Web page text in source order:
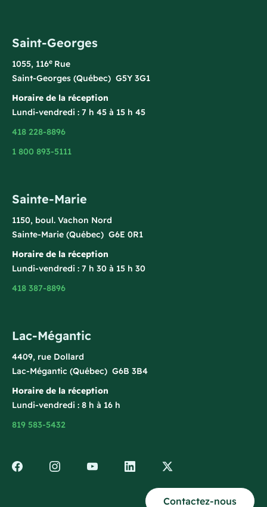
Saint-Georges
1055, 116e Rue
Saint-Georges (Québec) G5Y 3G1
Horaire de la réception
Lundi-vendredi : 7 h 45 à 15 h 45
418 228-8896
1 800 893-5111
Sainte-Marie
1150, boul. Vachon Nord
Sainte-Marie (Québec) G6E 0R1
Horaire de la réception
Lundi-vendredi : 7 h 30 à 15 h 30
418 387-8896
Lac-Mégantic
4409, rue Dollard
Lac-Mégantic (Québec) G6B 3B4
Horaire de la réception
Lundi-vendredi : 8 h à 16 h
819 583-5432
Contactez-nous